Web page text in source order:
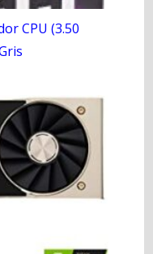
CPU (3.50